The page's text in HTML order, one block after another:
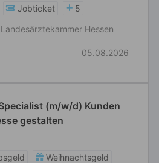
Jobticket
5
Hessen
05.08.2026
(m/w/d) Kunden
gestalten
Weihnachtsgeld